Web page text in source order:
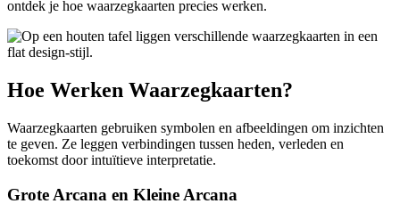
ontdek je hoe waarzegkaarten precies werken.
Hoe Werken Waarzegkaarten?
Waarzegkaarten gebruiken symbolen en afbeeldingen om inzichten
te geven. Ze leggen verbindingen tussen heden, verleden en
toekomst door intuïtieve interpretatie.
Grote Arcana en Kleine Arcana